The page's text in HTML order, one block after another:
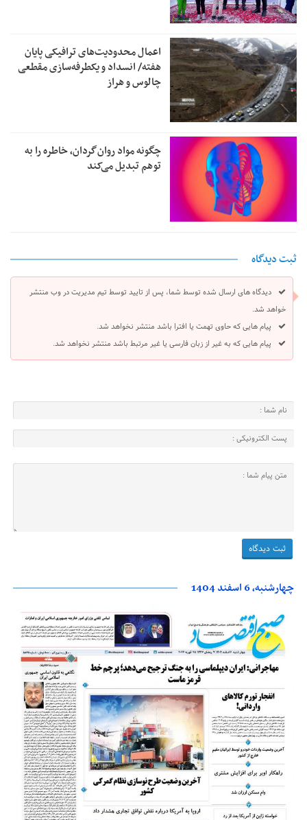
اعمال محدودیت‌های ترافیکی پایان
هفته/ انسداد و یکطرفه‌سازی مقطعی
چالوس و هراز
چگونه مواد روان‌گردان، خاطره را به
توهم تبدیل می‌کند
ثبت دیدگاه
دیدگاه های ارسال شده توسط شما، پس از تایید توسط تیم مدیریت در وب منتشر
خواهد شد.
پیام هایی که حاوی تهمت یا افترا باشد منتشر نخواهد شد.
پیام هایی که به غیر از زبان فارسی یا غیر مرتبط باشد منتشر نخواهد شد.
چهارشنبه، 6 اسفند 1404